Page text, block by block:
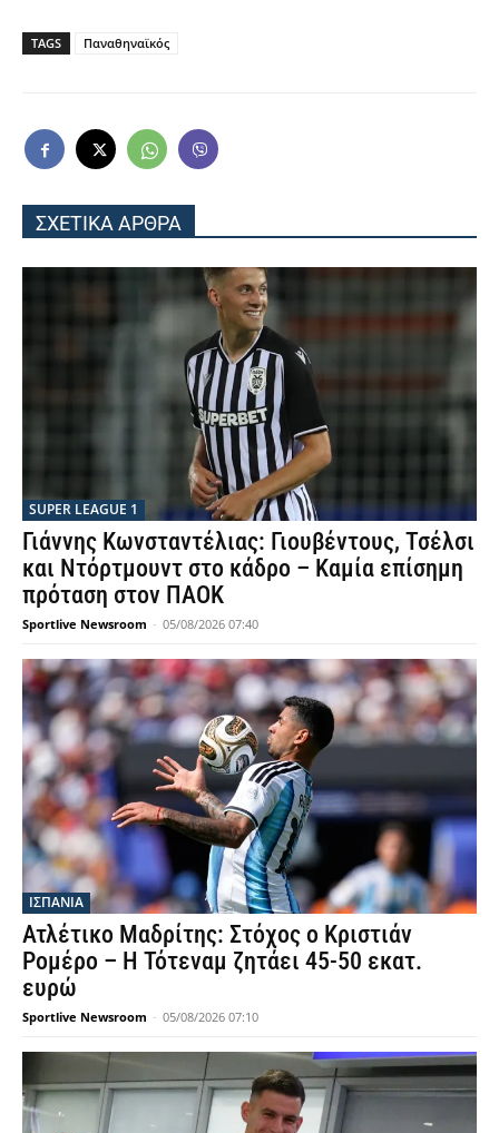
TAGS Παναθηναϊκός
ΣΧΕΤΙΚΑ ΑΡΘΡΑ
SUPER LEAGUE 1
Γιάννης Κωνσταντέλιας: Γιουβέντους, Τσέλσι
και Ντόρτμουντ στο κάδρο – Καμία επίσημη
πρόταση στον ΠΑΟΚ
Sportlive Newsroom - 05/08/2026 07:40
ΙΣΠΑΝΙΑ
Ατλέτικο Μαδρίτης: Στόχος ο Κριστιάν
Ρομέρο – Η Τότεναμ ζητάει 45-50 εκατ.
ευρώ
Sportlive Newsroom - 05/08/2026 07:10